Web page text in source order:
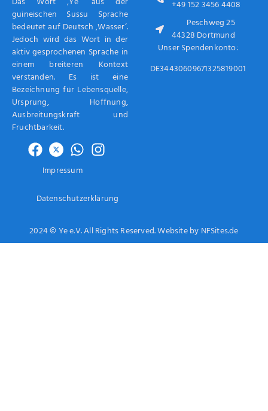
guineischen Sussu Sprache
bedeutet auf Deutsch ‚Wasser‘.
Jedoch wird das Wort in der
aktiv gesprochenen Sprache in
einem breiteren Kontext
verstanden. Es ist eine
Bezeichnung für Lebensquelle,
Ursprung, Hoffnung,
Ausbreitungskraft und
Fruchtbarkeit.
Impressum
Datenschutzerklärung
+49 152 3456 4408
Peschweg 25
44328 Dortmund
Unser Spendenkonto:
DE34430609671325819001
2024 © Ye e.V. All Rights Reserved. Website by NFSites.de